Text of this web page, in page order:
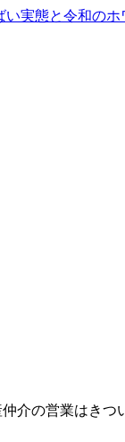
介の営業はきつ